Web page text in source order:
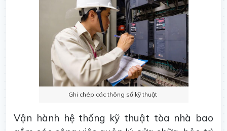
Ghi chép các thông số kỹ thuật
Vận hành hệ thống kỹ thuật tòa nhà bao